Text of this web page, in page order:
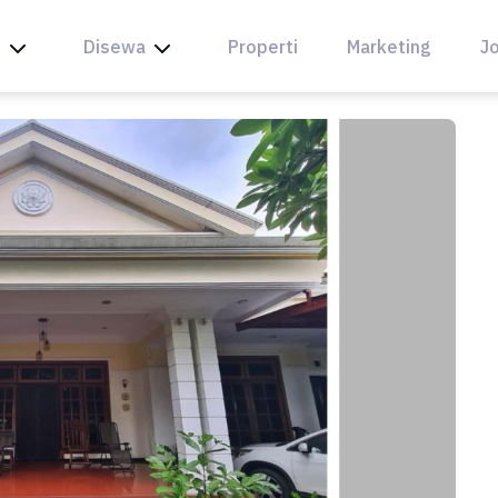
Disewa Properti Marketing